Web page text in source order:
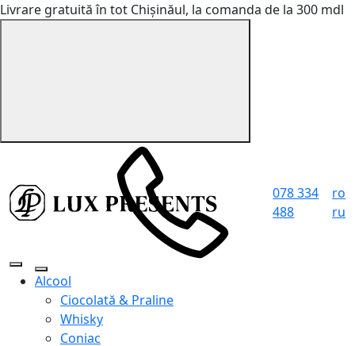
Livrare gratuită în tot Chișinăul, la comanda de la 300 mdl
078 334
488
ro
ru
Alcool
Ciocolată & Praline
Whisky
Coniac